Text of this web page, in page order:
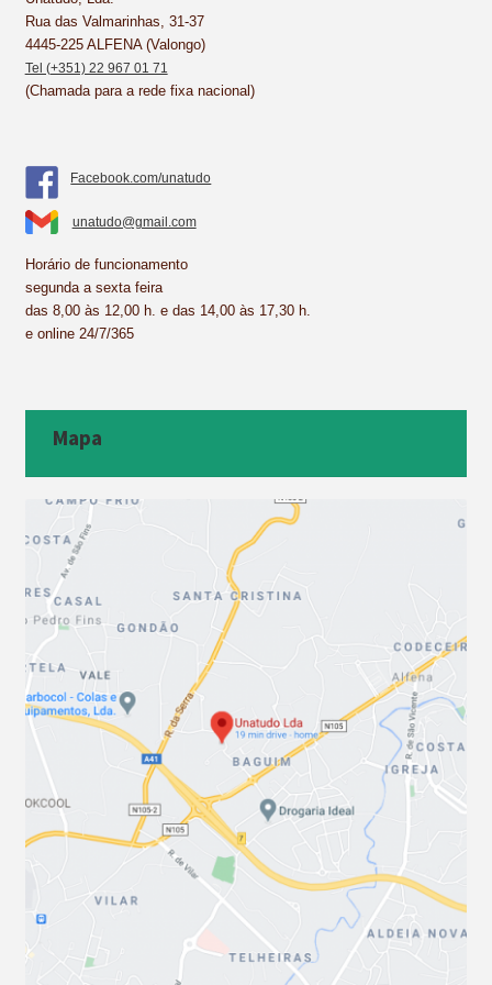
t
Rua das Valmarinhas, 31-37
4445-225 ALFENA (Valongo)
Tel (+351) 22 967 01 71
(Chamada para a rede fixa nacional)
Facebook.com/unatudo
unatudo@gmail.com
Horário de funcionamento
segunda a sexta feira
das 8,00 às 12,00 h. e das 14,00 às 17,30 h.
e online 24/7/365
Mapa